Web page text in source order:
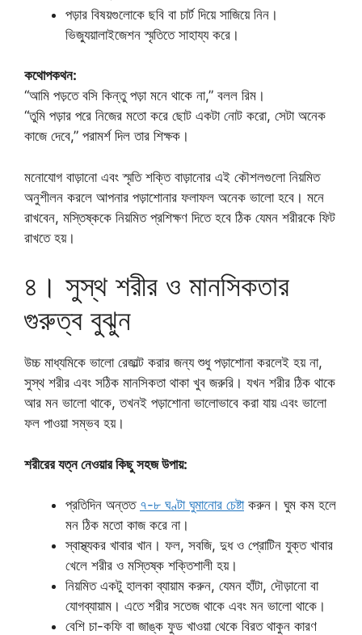
পড়ার বিষয়গুলোকে ছবি বা চার্ট দিয়ে সাজিয়ে নিন।
ভিজ্যুয়ালাইজেশন স্মৃতিতে সাহায্য করে।
কথোপকথন:
“আমি পড়তে বসি কিন্তু পড়া মনে থাকে না,” বলল রিম।
“তুমি পড়ার পরে নিজের মতো করে ছোট একটা নোট করো, সেটা অনেক
কাজে দেবে,” পরামর্শ দিল তার শিক্ষক।
মনোযোগ বাড়ানো এবং স্মৃতি শক্তি বাড়ানোর এই কৌশলগুলো নিয়মিত
অনুশীলন করলে আপনার পড়াশোনার ফলাফল অনেক ভালো হবে। মনে
রাখবেন, মস্তিষ্ককে নিয়মিত প্রশিক্ষণ দিতে হবে ঠিক যেমন শরীরকে ফিট
রাখতে হয়।
৪। সুস্থ শরীর ও মানসিকতার
গুরুত্ব বুঝুন
উচ্চ মাধ্যমিকে ভালো রেজাল্ট করার জন্য শুধু পড়াশোনা করলেই হয় না,
সুস্থ শরীর এবং সঠিক মানসিকতা থাকা খুব জরুরি। যখন শরীর ঠিক থাকে
আর মন ভালো থাকে, তখনই পড়াশোনা ভালোভাবে করা যায় এবং ভালো
ফল পাওয়া সম্ভব হয়।
শরীরের যত্ন নেওয়ার কিছু সহজ উপায়:
প্রতিদিন অন্তত ৭-৮ ঘণ্টা ঘুমানোর চেষ্টাকরুন। ঘুম কম হলে
মন ঠিক মতো কাজ করে না।
স্বাস্থ্যকর খাবার খান। ফল, সবজি, দুধ ও প্রোটিন যুক্ত খাবার
খেলে শরীর ও মস্তিষ্ক শক্তিশালী হয়।
নিয়মিত একটু হালকা ব্যায়াম করুন, যেমন হাঁটা, দৌড়ানো বা
যোগব্যায়াম। এতে শরীর সতেজ থাকে এবং মন ভালো থাকে।
বেশি চা-কফি বা জাঙ্ক ফুড খাওয়া থেকে বিরত থাকুন কারণ